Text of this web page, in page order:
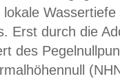
lokale
Erst durch die
des